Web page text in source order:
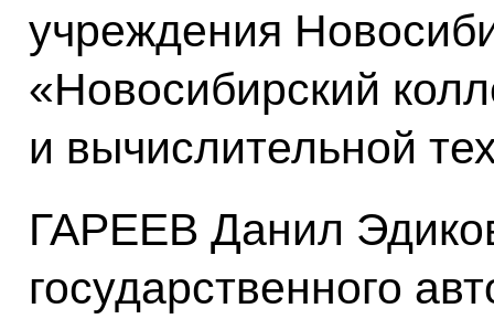
учреждения
«Новосибирский
и вычислительной
ГАРЕЕВ Данил
государственного